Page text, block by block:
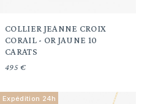
COLLIER JEANNE CROIX
CORAIL - OR JAUNE 10
CARATS
495 €
Expédition 24h